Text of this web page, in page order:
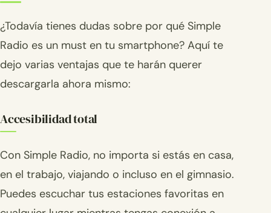
¿Todavía tienes dudas sobre por qué Simple
Radio es un must en tu smartphone? Aquí te
dejo varias ventajas que te harán querer
descargarla ahora mismo:
Accesibilidad total
Con Simple Radio, no importa si estás en casa,
en el trabajo, viajando o incluso en el gimnasio.
Puedes escuchar tus estaciones favoritas en